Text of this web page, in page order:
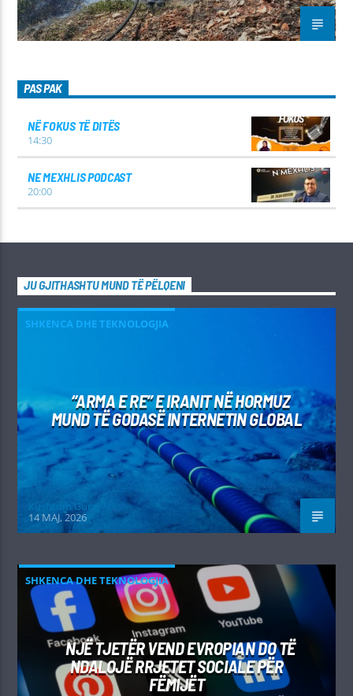
PAS PAK
NË FOKUS TË DITËS
14:30
NE MEXHLIS PODCAST
20:00
JU GJITHASHTU MUND TË PËLQENI
SHKENCA DHE TEKNOLOGJIA
“ARMA E RE” E IRANIT NË HORMUZ
MUND TË GODASË INTERNETIN GLOBAL
Kushtrim Guraj
14 MAJ, 2026
SHKENCA DHE TEKNOLOGJIA
NJË TJETËR VEND EVROPIAN DO TË
NDALOJË RRJETET SOCIALE PËR
FËMIJËT